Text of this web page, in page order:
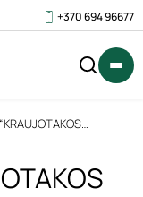
+370 694 96677